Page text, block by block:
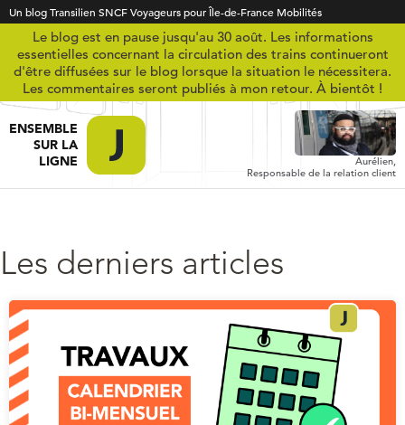
Un blog Transilien SNCF Voyageurs pour Île-de-France Mobilités
Le blog est en pause jusqu'au 30 août. Les informations
essentielles concernant la circulation des trains continueront
d'être diffusées sur le blog lorsque la situation le nécessitera.
Les commentaires seront publiés à mon retour. À bientôt !
ENSEMBLE
SUR LA
LIGNE
Aurélien,
Responsable de la relation client
Les derniers articles